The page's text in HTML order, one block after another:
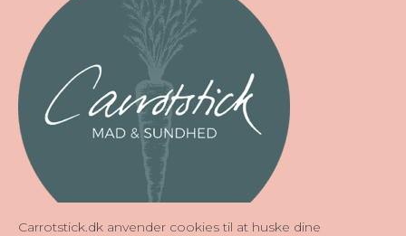
Carrotstick.dk anvender cookies til at huske dine